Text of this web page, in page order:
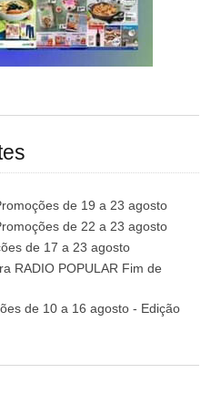
de 19 a 23 agosto
de 22 a 23 agosto
de 17 a 23 agosto
RADIO POPULAR Fim de
de 10 a 16 agosto - Edição